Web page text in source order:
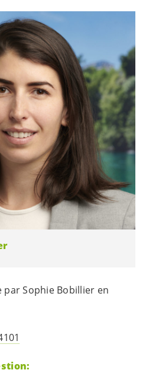
par Sophie Bobillier en